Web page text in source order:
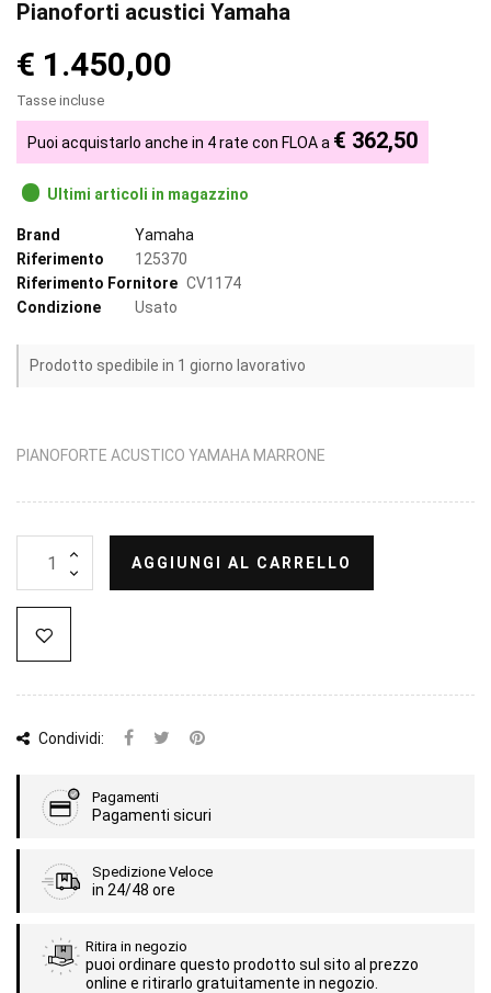
Pianoforti acustici Yamaha
€ 1.450,00
Tasse incluse
Puoi acquistarlo anche in 4 rate con FLOA a € 362,50
Ultimi articoli in magazzino
Brand
Yamaha
Riferimento
125370
Riferimento Fornitore CV1174
Condizione
Usato
Prodotto spedibile in 1 giorno lavorativo
PIANOFORTE ACUSTICO YAMAHA MARRONE
AGGIUNGI AL CARRELLO
Condividi:
Pagamenti
Pagamenti sicuri
Spedizione Veloce
in 24/48 ore
Ritira in negozio
puoi ordinare questo prodotto sul sito al prezzo
online e ritirarlo gratuitamente in negozio.